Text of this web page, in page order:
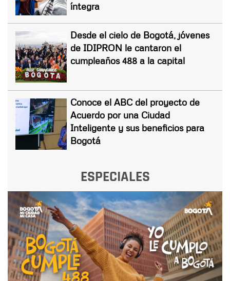
íntegra
Desde el cielo de Bogotá, jóvenes
de IDIPRON le cantaron el
cumpleaños 488 a la capital
Conoce el ABC del proyecto de
Acuerdo por una Ciudad
Inteligente y sus beneficios para
Bogotá
ESPECIALES